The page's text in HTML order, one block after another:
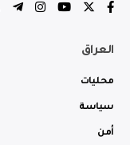
العراق
محليات
سياسة
أمن